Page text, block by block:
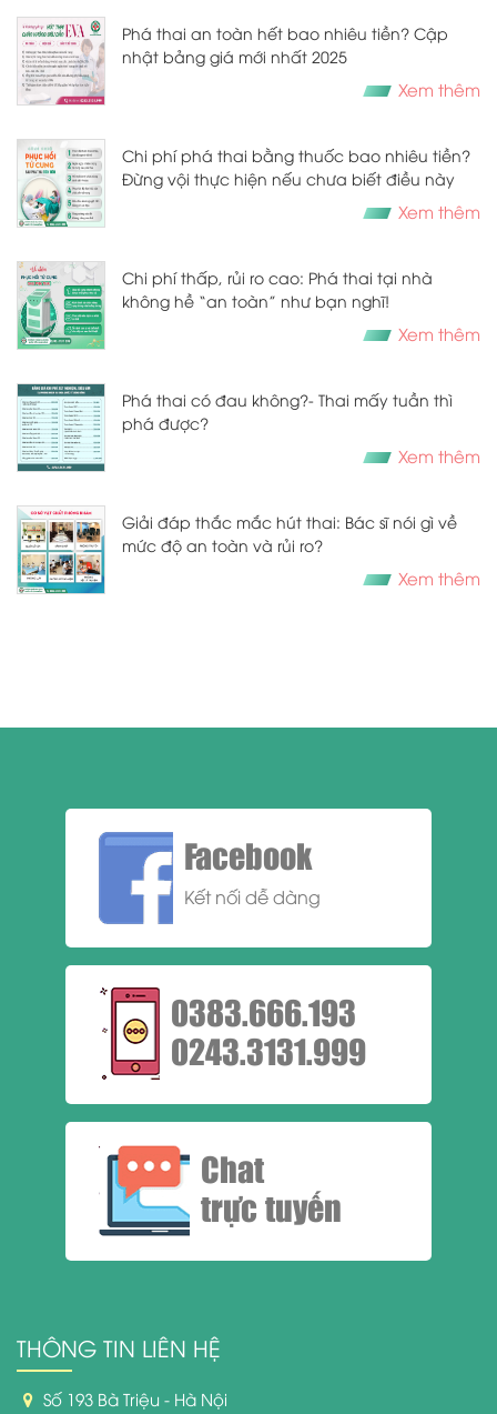
Phá thai an toàn hết bao nhiêu tiền? Cập
nhật bảng giá mới nhất 2025
Xem thêm
Chi phí phá thai bằng thuốc bao nhiêu tiền?
Đừng vội thực hiện nếu chưa biết điều này
Xem thêm
Chi phí thấp, rủi ro cao: Phá thai tại nhà
không hề “an toàn” như bạn nghĩ!
Xem thêm
​​​​​​​Phá thai có đau không?- Thai mấy tuần thì
phá được?
Xem thêm
Giải đáp thắc mắc hút thai: Bác sĩ nói gì về
mức độ an toàn và rủi ro?
Xem thêm
Facebook
Kết nối dễ dàng
0383.666.193
0243.3131.999
Chat
trực tuyến
THÔNG TIN LIÊN HỆ
Số 193 Bà Triệu - Hà Nội